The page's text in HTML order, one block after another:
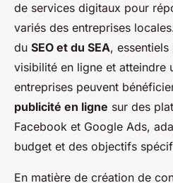
de services digitaux pour
variés des entreprises
du SEO et du SEA,
visibilité en ligne et atteindre
entreprises peuvent
publicité en ligne sur des
Facebook et Google Ads,
budget et des objectifs
En matière de création de